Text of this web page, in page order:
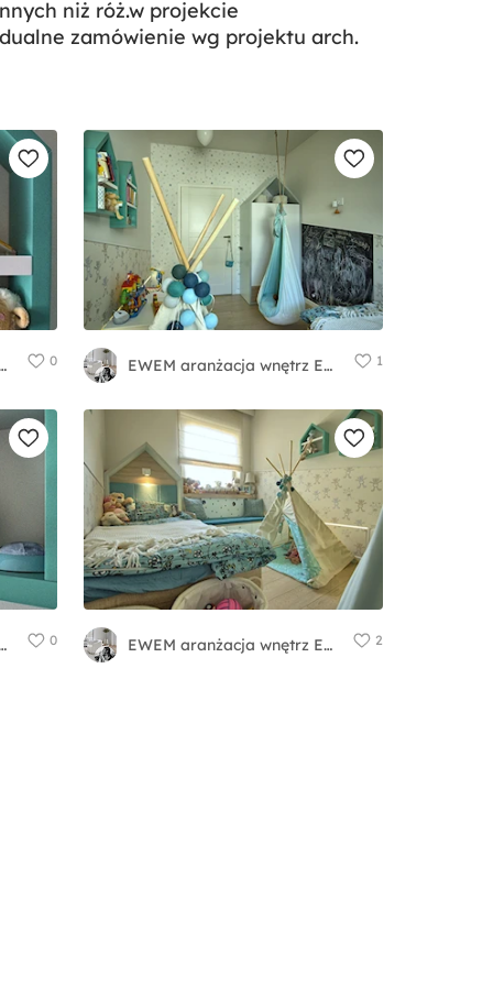
niż róż.w projekcie
zamówienie wg projektu arch.
Edyta Wełnicka 0 EWEM aranżacja wnętrz Edyta Wełnicka 1
Edyta Wełnicka 0 EWEM aranżacja wnętrz Edyta Wełnicka 2